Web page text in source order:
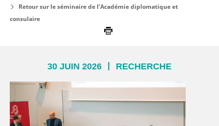
système
d'accessibilité.
Retour sur le séminaire de l’Académie diplomatique et
consulaire
30 JUIN 2026 RECHERCHE